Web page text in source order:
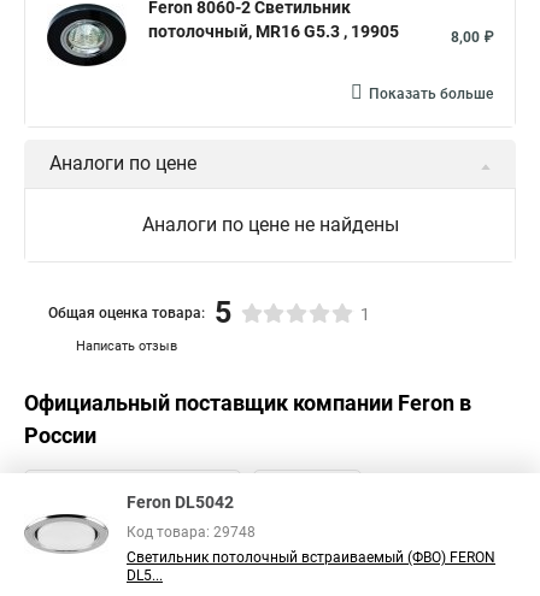
Feron 8060-2 Светильник
потолочный, MR16 G5.3 , 19905
8,00 ₽
Показать больше
Аналоги по цене
Аналоги по цене не найдены
Написать отзыв
Общая оценка товара: 5 1
Официальный поставщик компании Feron в
России
Feron DL5042
Код товара: 29748
Светильник потолочный встраиваемый (ФВО) FERON
DL5...